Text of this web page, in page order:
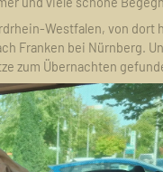
Westfalen, von dort
Franken bei Nürnberg.
zum Übernachten